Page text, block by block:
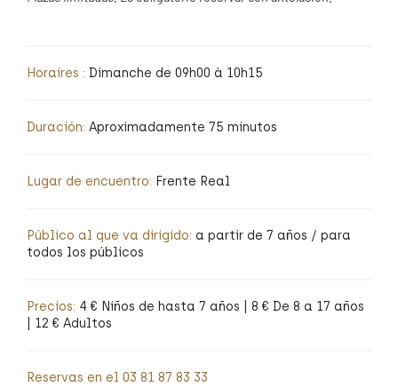
Horaires : Dimanche de 09h00 à 10h15
Duración: Aproximadamente 75 minutos
Lugar de encuentro: Frente Real
Público al que va dirigido: a partir de 7 años / para
todos los públicos
Precios: 4 € Niños de hasta 7 años | 8 € De 8 a 17 años
| 12 € Adultos
Reservas en el 03 81 87 83 33